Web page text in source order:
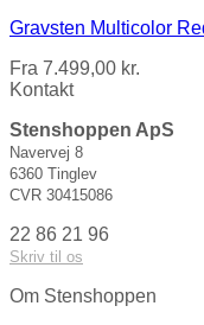
Gravsten Multicolor
Fra 7.499,00 kr.
Kontakt
Stenshoppen ApS
Navervej 8
6360 Tinglev
CVR 30415086
22 86 21 96
Skriv til os
Om Stenshoppen